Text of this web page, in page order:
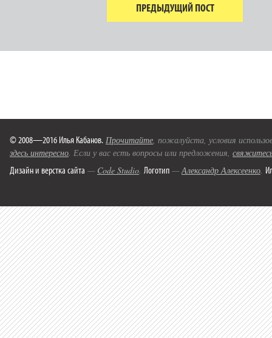
ПРЕДЫДУЩИЙ ПОСТ
© 2008—2016 Илья Кабанов. Прочитайте, пожалуйста, условия
здесь интересно. Если у вас есть вопросы или предложения,
Дизайн и верстка сайта — Code Studio. Логотип —Александр Алексеенко.